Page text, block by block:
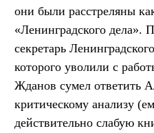
они были расстреляны
«Ленинградского дела».
секретарь
которого уволили с
Жданов сумел ответить
критическому анализу
действительно слабую